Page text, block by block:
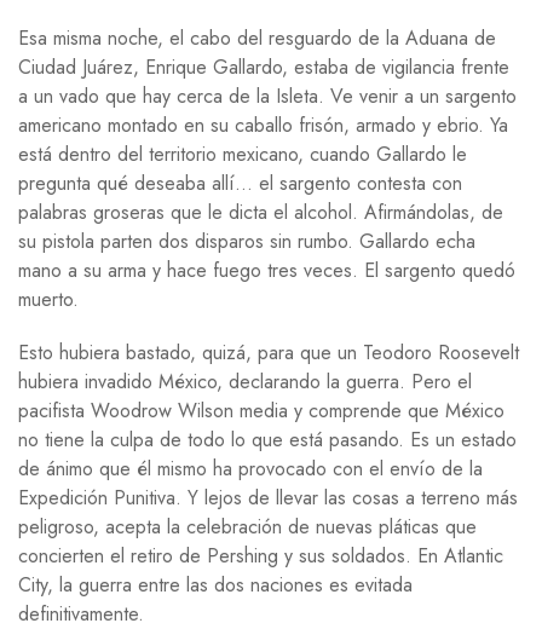
Esa misma noche, el cabo del resguardo de la Aduana de
Ciudad Juárez, Enrique Gallardo, estaba de vigilancia frente
a un vado que hay cerca de la Isleta. Ve venir a un sargento
americano montado en su caballo frisón, armado y ebrio. Ya
está dentro del territorio mexicano, cuando Gallardo le
pregunta qué deseaba allí… el sargento contesta con
palabras groseras que le dicta el alcohol. Afirmándolas, de
su pistola parten dos disparos sin rumbo. Gallardo echa
mano a su arma y hace fuego tres veces. El sargento quedó
muerto.
Esto hubiera bastado, quizá, para que un Teodoro Roosevelt
hubiera invadido México, declarando la guerra. Pero el
pacifista Woodrow Wilson media y comprende que México
no tiene la culpa de todo lo que está pasando. Es un estado
de ánimo que él mismo ha provocado con el envío de la
Expedición Punitiva. Y lejos de llevar las cosas a terreno más
peligroso, acepta la celebración de nuevas pláticas que
concierten el retiro de Pershing y sus soldados. En Atlantic
City, la guerra entre las dos naciones es evitada
definitivamente.